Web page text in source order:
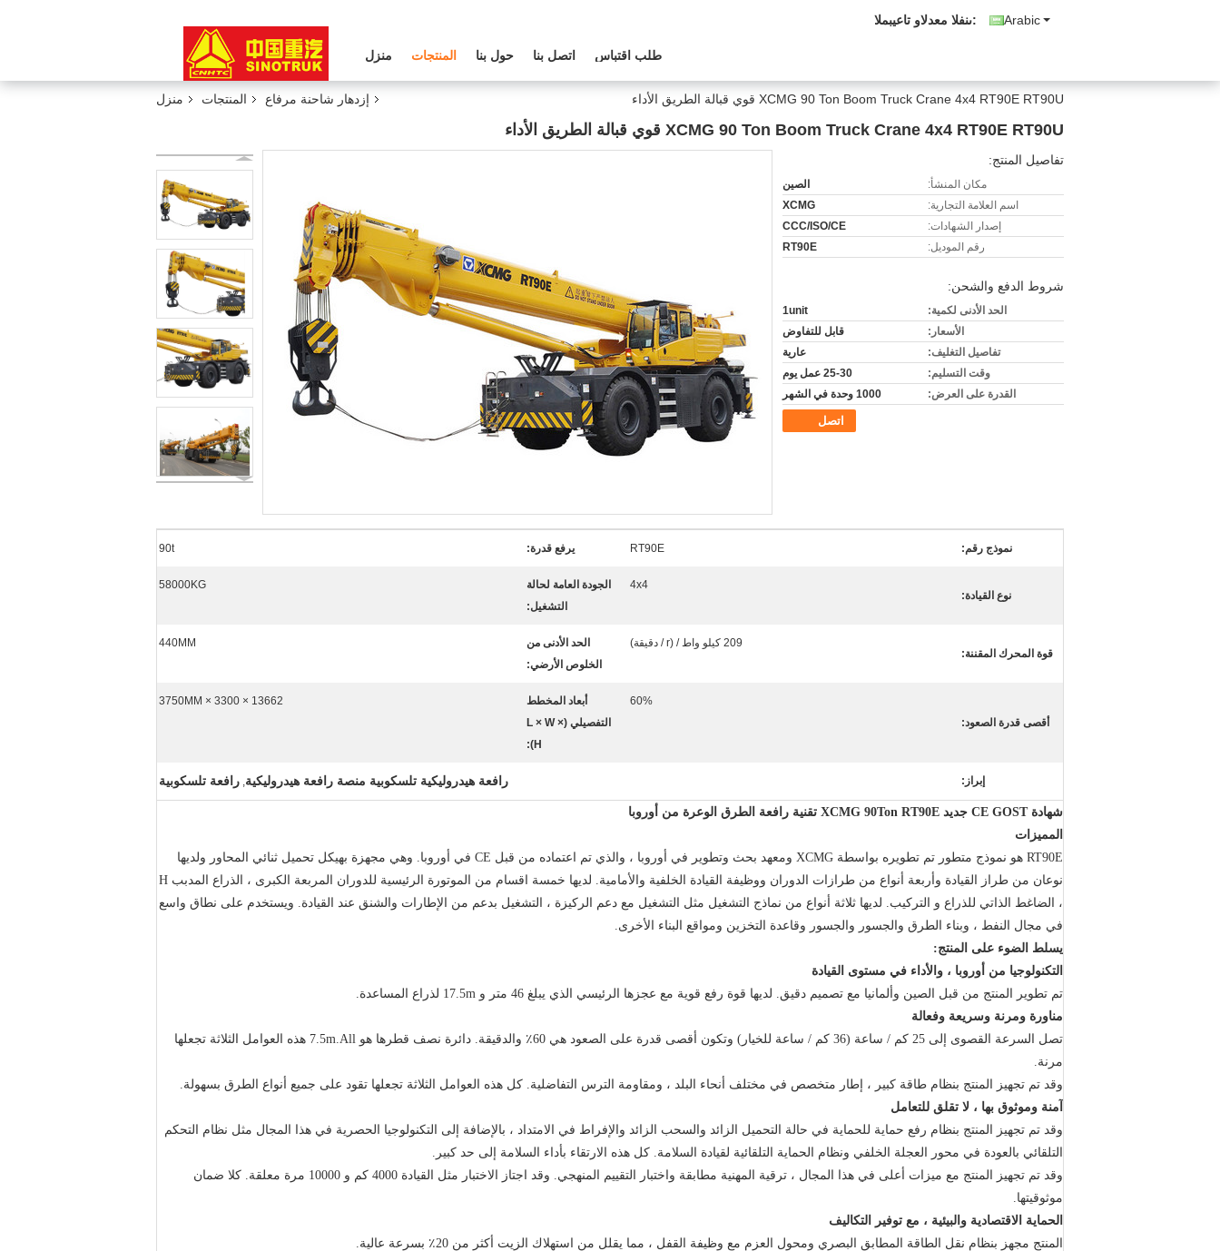
Arabic المبيعات والدعم الفنى:
منزل المنتجات حول بنا اتصل بنا طلب اقتباس
منزل المنتجات إزدهار شاحنة مرفاع XCMG 90 Ton Boom Truck Crane 4x4 RT90E RT90U قوي قبالة الطريق الأداء
XCMG 90 Ton Boom Truck Crane 4x4 RT90E RT90U قوي قبالة الطريق الأداء
تفاصيل المنتج:
مكان المنشأ:
الصين
اسم العلامة التجارية:
XCMG
إصدار الشهادات:
CCC/ISO/CE
رقم الموديل:
RT90E
شروط الدفع والشحن:
الحد الأدنى لكمية:
1unit
الأسعار:
قابل للتفاوض
تفاصيل التغليف:
عارية
وقت التسليم:
25-30 عمل يوم
القدرة على العرض:
1000 وحدة في الشهر
اتصل
نموذج رقم: RT90E يرفع قدرة: 90t
نوع القيادة:
4x4
الجودة العامة لحالة
التشغيل:
58000KG
قوة المحرك المقننة:
209 كيلو واط / (r / دقيقة)
الحد الأدنى من
الخلوص الأرضي:
440MM
أقصى قدرة الصعود:
60%
أبعاد المخطط
التفصيلي (L × W ×
H):
13662 × 3300 × 3750MM
إبراز: رافعة هيدروليكية تلسكوبية منصة رافعة هيدروليكية, رافعة تلسكوبية
شهادة CE GOST جديد XCMG 90Ton RT90E تقنية رافعة الطرق الوعرة من أوروبا
المميزات
RT90E هو نموذج متطور تم تطويره بواسطة XCMG ومعهد بحث وتطوير في أوروبا ، والذي تم اعتماده من قبل CE في أوروبا.
وهي مجهزة بهيكل تحميل ثنائي المحاور ولديها
نوعان من طراز القيادة وأربعة أنواع من طرازات الدوران ووظيفة القيادة الخلفية والأمامية.
لديها خمسة اقسام من الموتورة الرئيسية للدوران المربعة الكبرى ، الذراع المدبب H
، الضاغط الذاتي للذراع و التركيب. لديها ثلاثة أنواع من نماذج التشغيل مثل التشغيل مع دعم الركيزة ، التشغيل بدعم من الإطارات والشنق عند القيادة. ويستخدم على نطاق واسع
في مجال النفط ، وبناء الطرق والجسور والجسور وقاعدة التخزين ومواقع البناء الأخرى.
يسلط الضوء على المنتج:
التكنولوجيا من أوروبا ، والأداء في مستوى القيادة
تم تطوير المنتج من قبل الصين وألمانيا مع تصميم دقيق. لديها قوة رفع قوية مع عجزها الرئيسي الذي يبلغ 46 متر و 17.5m لذراع المساعدة.
مناورة ومرنة وسريعة وفعالة
تصل السرعة القصوى إلى 25 كم / ساعة (36 كم / ساعة للخيار) وتكون أقصى قدرة على الصعود هي 60٪ والدقيقة.
دائرة نصف قطرها هو 7.5m.All هذه العوامل الثلاثة تجعلها
مرنة.
وقد تم تجهيز المنتج بنظام طاقة كبير ، إطار متخصص في مختلف أنحاء البلد ، ومقاومة الترس التفاضلية. كل هذه العوامل الثلاثة تجعلها تقود على جميع أنواع الطرق بسهولة.
آمنة وموثوق بها ، لا تقلق للتعامل
وقد تم تجهيز المنتج بنظام رفع حماية للحماية في حالة التحميل الزائد والسحب الزائد والإفراط في الامتداد ، بالإضافة إلى التكنولوجيا الحصرية في هذا المجال مثل نظام التحكم
التلقائي بالعودة في محور العجلة الخلفي ونظام الحماية التلقائية لقيادة السلامة. كل هذه الارتقاء بأداء السلامة إلى حد كبير.
وقد تم تجهيز المنتج مع ميزات أعلى في هذا المجال ، ترقية المهنية مطابقة واختبار التقييم المنهجي. وقد اجتاز الاختبار مثل القيادة 4000 كم و 10000 مرة معلقة.
كلا ضمان
موثوقيتها.
الحماية الاقتصادية والبيئية ، مع توفير التكاليف
المنتج مجهز بنظام نقل الطاقة المطابق البصري ومحول العزم مع وظيفة القفل ، مما يقلل من استهلاك الزيت أكثر من 20٪ بسرعة عالية.